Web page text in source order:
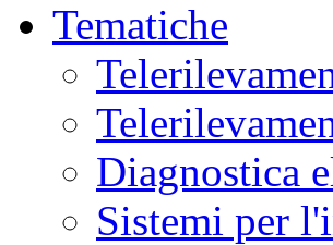
Tematiche
Diagnostica
Sistemi per